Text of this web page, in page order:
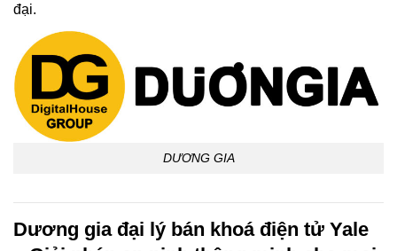
đại.
DƯƠNG GIA
Dương gia đại lý bán khoá điện tử Yale